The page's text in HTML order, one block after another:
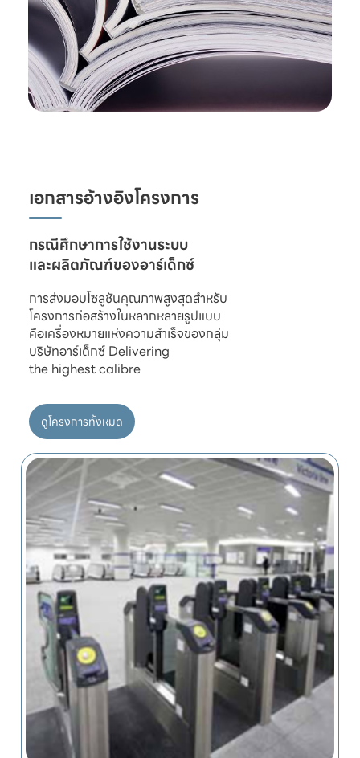
เอกสารอ้างอิงโครงการ
และผลิตภัณฑ์ของอาร์เด็กซ์
การส่งมอบโซลูชันคุณภาพสูงสุดสำหรับ
โครงการก่อสร้างในหลากหลายรูปแบบ
คือเครื่องหมายแห่งความสำเร็จของกลุ่ม
บริษัทอาร์เด็กซ์ Delivering
ดูโครงการทั้งหมด